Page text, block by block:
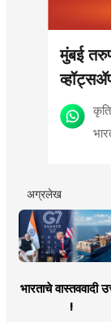
मुंबई
अग्रलेख
भारताचे वास्तववादी
!